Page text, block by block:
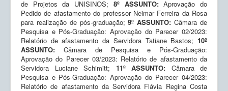
de Projetos da UNISINOS; 8º ASSUNTO:Aprovação do
Pedido de afastamento do professor Neimar Ferreira da Rosa
para realização de pós-graduação;9º ASSUNTO:Câmara de
Pesquisa e Pós-Graduação: Aprovação do Parecer 02/2023:
Relatório de afastamento da Servidora Tatiane Bastos; 10º
ASSUNTO: Câmara de Pesquisa e Pós-Graduação:
Aprovação do Parecer 03/2023: Relatório de afastamento da
Servidora Luciane Schimitt; 11º ASSUNTO: Câmara de
Pesquisa e Pós-Graduação: Aprovação do Parecer 04/2023:
Relatório de afastamento da Servidora Flávia Regina Costa